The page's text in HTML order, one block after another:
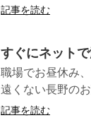
記事を読む
すぐにネット
職場でお昼休み
遠くない長野の
記事を読む